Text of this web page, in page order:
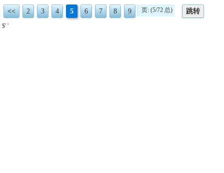
<< 2 3 4 5 6 7 8 9 页: (5/72 总) 跳转
$' '